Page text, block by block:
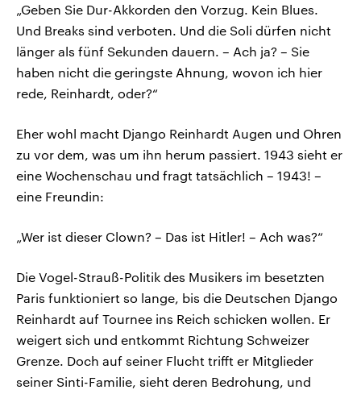
„Geben Sie Dur-Akkorden den Vorzug. Kein Blues.
Und Breaks sind verboten. Und die Soli dürfen nicht
länger als fünf Sekunden dauern. – Ach ja? – Sie
haben nicht die geringste Ahnung, wovon ich hier
rede, Reinhardt, oder?“
Eher wohl macht Django Reinhardt Augen und Ohren
zu vor dem, was um ihn herum passiert. 1943 sieht er
eine Wochenschau und fragt tatsächlich – 1943! –
eine Freundin:
„Wer ist dieser Clown? – Das ist Hitler! – Ach was?“
Die Vogel-Strauß-Politik des Musikers im besetzten
Paris funktioniert so lange, bis die Deutschen Django
Reinhardt auf Tournee ins Reich schicken wollen. Er
weigert sich und entkommt Richtung Schweizer
Grenze. Doch auf seiner Flucht trifft er Mitglieder
seiner Sinti-Familie, sieht deren Bedrohung, und